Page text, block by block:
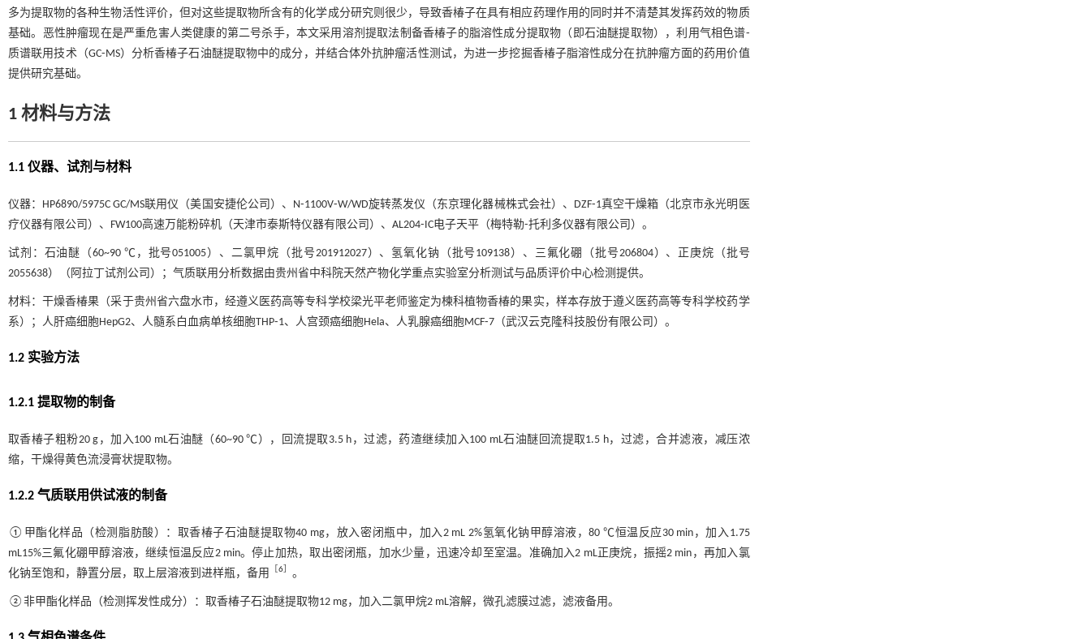
多为提取物的各种生物活性评价，但对这些提取物所含有的化学成分研究则很少，导致香椿子在具有相应药理作用的同时并不清楚其发挥药效的物质
基础。恶性肿瘤现在是严重危害人类健康的第二号杀手，本文采用溶剂提取法制备香椿子的脂溶性成分提取物（即石油醚提取物），利用气相色谱⁃
质谱联用技术（GC⁃MS）分析香椿子石油醚提取物中的成分，并结合体外抗肿瘤活性测试，为进一步挖掘香椿子脂溶性成分在抗肿瘤方面的药用价值
提供研究基础。
1 材料与方法
1.1 仪器、试剂与材料
仪器：HP6890/5975C GC/MS联用仪（美国安捷伦公司）、N⁃1100V⁃W/WD旋转蒸发仪（东京理化器械株式会社）、DZF⁃1真空干燥箱（北京市永光明医
疗仪器有限公司）、FW100高速万能粉碎机（天津市泰斯特仪器有限公司）、AL204⁃IC电子天平（梅特勒⁃托利多仪器有限公司）。
试剂：石油醚（60~90 ℃，批号051005）、二氯甲烷（批号201912027）、氢氧化钠（批号109138）、三氟化硼（批号206804）、正庚烷（批号
2055638）（阿拉丁试剂公司）；气质联用分析数据由贵州省中科院天然产物化学重点实验室分析测试与品质评价中心检测提供。
材料：干燥香椿果（采于贵州省六盘水市，经遵义医药高等专科学校梁光平老师鉴定为楝科植物香椿的果实，样本存放于遵义医药高等专科学校药学
系）；人肝癌细胞HepG2、人髓系白血病单核细胞THP⁃1、人宫颈癌细胞Hela、人乳腺癌细胞MCF⁃7（武汉云克隆科技股份有限公司）。
1.2 实验方法
1.2.1 提取物的制备
取香椿子粗粉20 g，加入100 mL石油醚（60~90 ℃），回流提取3.5 h，过滤，药渣继续加入100 mL石油醚回流提取1.5 h，过滤，合并滤液，减压浓
缩，干燥得黄色流浸膏状提取物。
1.2.2 气质联用供试液的制备
①甲酯化样品（检测脂肪酸）：取香椿子石油醚提取物40 mg，放入密闭瓶中，加入2 mL 2%氢氧化钠甲醇溶液，80 ℃恒温反应30 min，加入1.75
mL15%三氟化硼甲醇溶液，继续恒温反应2 min。停止加热，取出密闭瓶，加水少量，迅速冷却至室温。准确加入2 mL正庚烷，振摇2 min，再加入氯
化钠至饱和，静置分层，取上层溶液到进样瓶，备用
［6］ 。
②非甲酯化样品（检测挥发性成分）：取香椿子石油醚提取物12 mg，加入二氯甲烷2 mL溶解，微孔滤膜过滤，滤液备用。